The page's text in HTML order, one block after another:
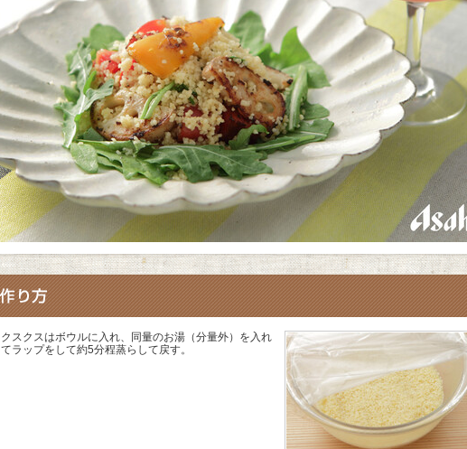
クスクスはボウルに入れ、同量のお湯（分量外）を入れ
てラップをして約5分程蒸らして戻す。